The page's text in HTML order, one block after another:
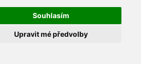
Souhlasím
Upravit mé předvolby
PROVITA s.r.o.